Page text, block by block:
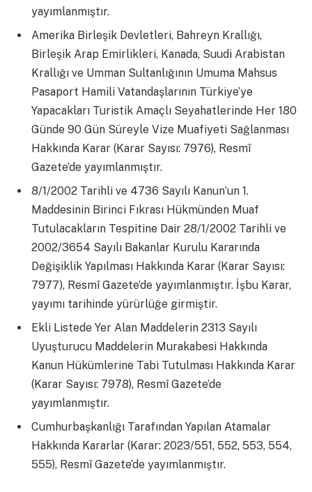
yayımlanmıştır.
Amerika Birleşik Devletleri, Bahreyn Krallığı,
Birleşik Arap Emirlikleri, Kanada, Suudi Arabistan
Krallığı ve Umman Sultanlığının Umuma Mahsus
Pasaport Hamili Vatandaşlarının Türkiye’ye
Yapacakları Turistik Amaçlı Seyahatlerinde Her 180
Günde 90 Gün Süreyle Vize Muafiyeti Sağlanması
Hakkında Karar (Karar Sayısı: 7976), Resmî
Gazete’de yayımlanmıştır.
8/1/2002 Tarihli ve 4736 Sayılı Kanun’un 1.
Maddesinin Birinci Fıkrası Hükmünden Muaf
Tutulacakların Tespitine Dair 28/1/2002 Tarihli ve
2002/3654 Sayılı Bakanlar Kurulu Kararında
Değişiklik Yapılması Hakkında Karar (Karar Sayısı:
7977), Resmî Gazete’de yayımlanmıştır. İşbu Karar,
yayımı tarihinde yürürlüğe girmiştir.
Ekli Listede Yer Alan Maddelerin 2313 Sayılı
Uyuşturucu Maddelerin Murakabesi Hakkında
Kanun Hükümlerine Tabi Tutulması Hakkında Karar
(Karar Sayısı: 7978), Resmî Gazete’de
yayımlanmıştır.
Cumhurbaşkanlığı Tarafından Yapılan Atamalar
Hakkında Kararlar (Karar: 2023/551, 552, 553, 554,
555), Resmî Gazete’de yayımlanmıştır.